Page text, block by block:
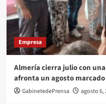
Empresa
Almería cierra julio con
afronta un agosto
GabinetedePrensa agosto 6,